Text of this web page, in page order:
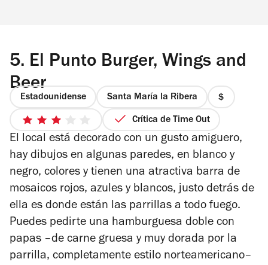
5. El Punto Burger, Wings and
Beer
Estadounidense Santa María la Ribera
precio
3
de
5
estrellas
Crítica de Time Out
El local está decorado con un gusto amiguero,
hay dibujos en algunas paredes, en blanco y
negro, colores y tienen una atractiva barra de
mosaicos rojos, azules y blancos, justo detrás de
ella es donde están las parrillas a todo fuego.
Puedes pedirte una hamburguesa doble con
papas –de carne gruesa y muy dorada por la
parrilla, completamente estilo norteamericano–